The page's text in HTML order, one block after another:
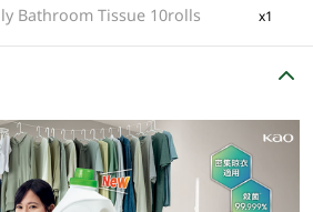
Bathroom Tissue 10rolls x1